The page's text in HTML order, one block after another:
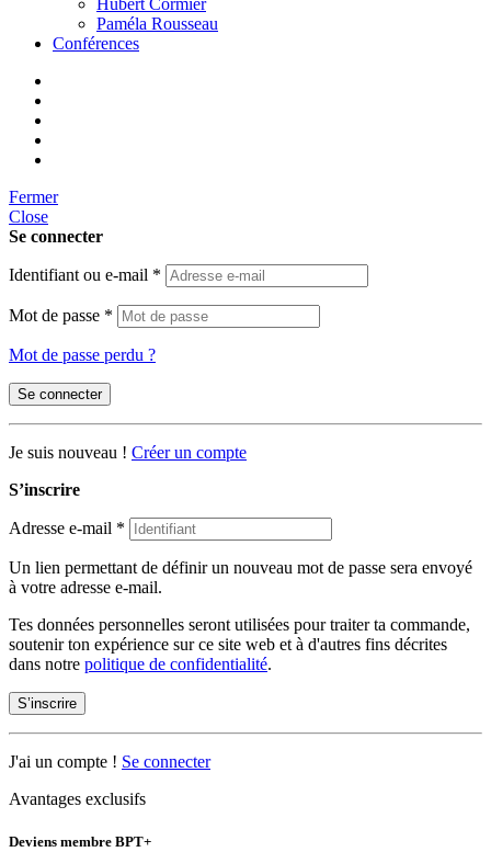
Hubert Cormier
Paméla Rousseau
Conférences
Fermer
Close
Se connecter
Identifiant ou e-mail *
Mot de passe *
Mot de passe perdu ?
Se connecter
Je suis nouveau ! Créer un compte
S’inscrire
Adresse e-mail *
Un lien permettant de définir un nouveau mot de passe sera envoyé
à votre adresse e-mail.
Tes données personnelles seront utilisées pour traiter ta commande,
soutenir ton expérience sur ce site web et à d'autres fins décrites
dans notre politique de confidentialité.
S’inscrire
J'ai un compte ! Se connecter
Avantages exclusifs
Deviens membre BPT+